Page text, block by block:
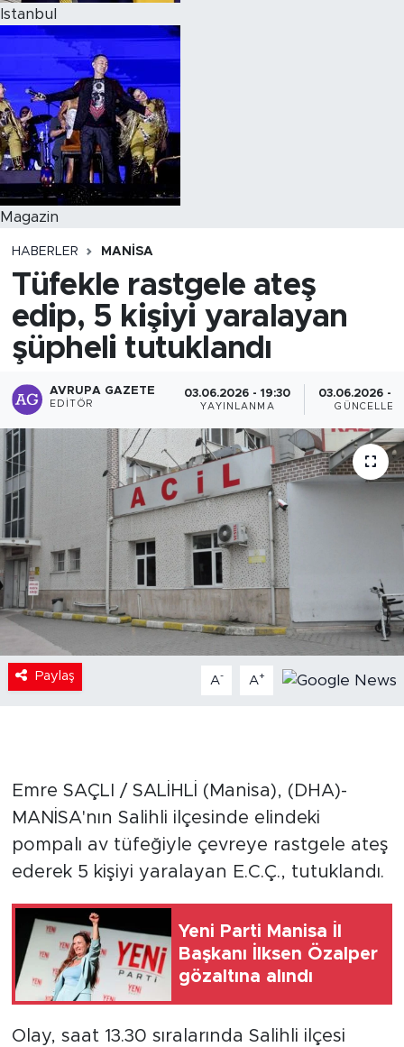
Istanbul
Magazin
HABERLER MANISA
Tüfekle rastgele ateş
edip, 5 kişiyi yaralayan
şüpheli tutuklandı
AVRUPA GAZETE
EDITÖR
03.06.2026 - 19:30
YAYINLANMA
03.06.2026 -
Paylaş A- A+
Emre SAÇLI / SALİHLİ (Manisa), (DHA)-
MANİSA'nın Salihli ilçesinde elindeki
pompalı av tüfeğiyle çevreye rastgele ateş
ederek 5 kişiyi yaralayan E.C.Ç., tutuklandı.
Yeni Parti Manisa İl
Başkanı İlksen Özalper
gözaltına alındı
Olay, saat 13.30 sıralarında Salihli ilçesi